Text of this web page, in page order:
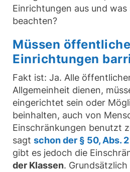
Einrichtungen aus und
beachten?
Müssen öffentliche
Einrichtungen
Fakt ist: Ja. Alle
Allgemeinheit dienen,
eingerichtet sein oder
beinhalten, auch von
Einschränkungen benutzt
sagt schon der § 50, Abs.
gibt es jedoch die
der Klassen. Grundsätzlich